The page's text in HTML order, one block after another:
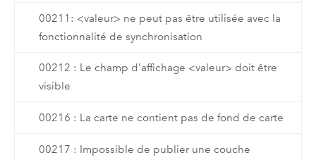
00211: <valeur> ne peut pas être utilisée avec la
fonctionnalité de synchronisation
00212 : Le champ d'affichage <valeur> doit être
visible
00216 : La carte ne contient pas de fond de carte
00217 : Impossible de publier une couche